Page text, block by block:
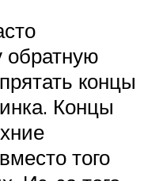
обратную
концы
Концы
того